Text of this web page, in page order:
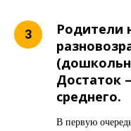
Родители
Достаток
среднего.
В первую